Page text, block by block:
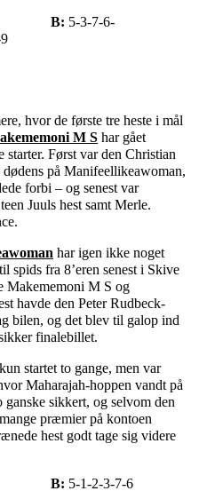
B: 5-3-7-6-
hvor de første tre heste i mål
M S har gået
Først var den Christian
på Manifeellikeawoman,
forbi – og senest var
Juuls hest samt Merle.
har igen ikke noget
spids fra 8’eren senest i Skive
Makememoni M S og
havde den Peter Rudbeck-
bilen, og det blev til galop ind
finalebillet.
startet to gange, men var
Maharajah-hoppen vandt på
sikkert, og selvom den
præmier på kontoen
hest godt tage sig videre
B: 5-1-2-3-7-6